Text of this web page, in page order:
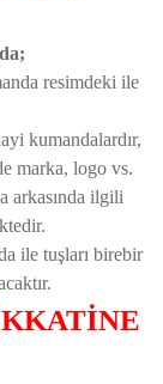
resimdeki ile
kumandalardır,
marka, logo vs.
arkasında ilgili
ile tuşları birebir